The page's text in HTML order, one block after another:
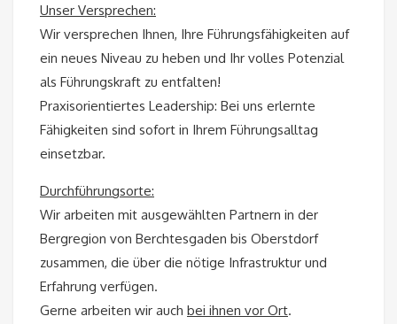
Unser Versprechen:
Wir versprechen Ihnen, Ihre Führungsfähigkeiten auf
ein neues Niveau zu heben und Ihr volles Potenzial
als Führungskraft zu entfalten!
Praxisorientiertes Leadership: Bei uns erlernte
Fähigkeiten sind sofort in Ihrem Führungsalltag
einsetzbar.
Durchführungsorte:
Wir arbeiten mit ausgewählten Partnern in der
Bergregion von Berchtesgaden bis Oberstdorf
zusammen, die über die nötige Infrastruktur und
Erfahrung verfügen.
Gerne arbeiten wir auch bei ihnen vor Ort.